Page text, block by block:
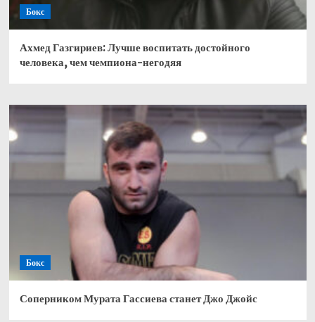
Бокс
Ахмед Газгириев: Лучше воспитать достойного
человека, чем чемпиона-негодяя
Бокс
Соперником Мурата Гассиева станет Джо Джойс